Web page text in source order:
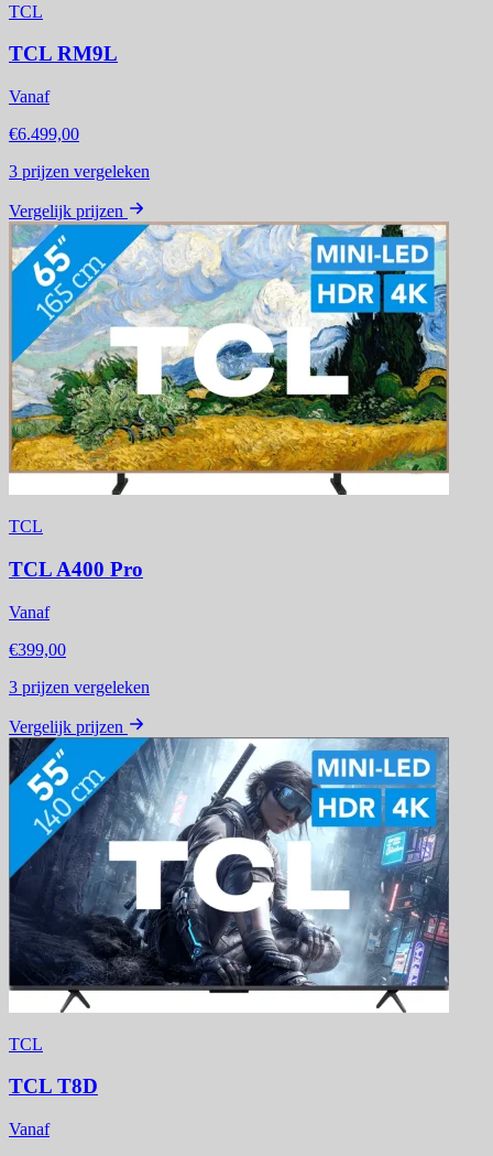
TCL
TCL RM9L
Vanaf
€6.499,00
3 prijzen vergeleken
Vergelijk prijzen
TCL
TCL A400 Pro
Vanaf
€399,00
3 prijzen vergeleken
Vergelijk prijzen
TCL
TCL T8D
Vanaf